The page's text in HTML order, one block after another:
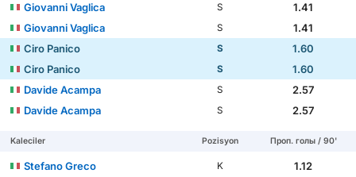
Giovanni Vaglica
S
1.41
Giovanni Vaglica
S
1.41
Ciro Panico
S
1.60
Ciro Panico
S
1.60
Davide Acampa
S
2.57
Davide Acampa
S 2.57
Kaleciler Pozisyon Проп. голы / 90'
Stefano Greco K
1.12